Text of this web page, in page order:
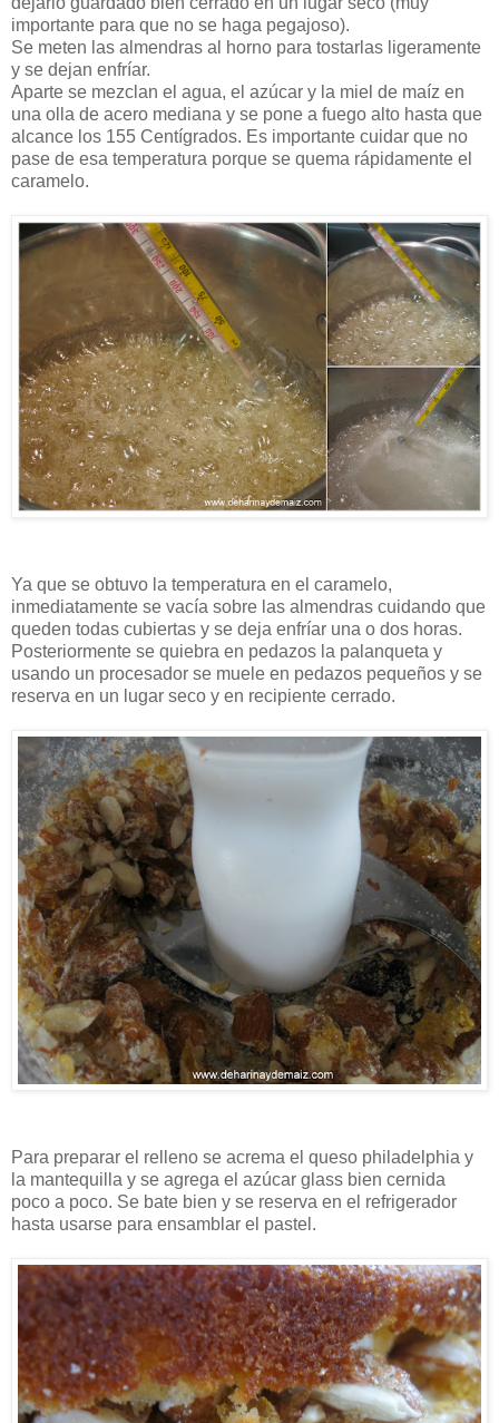
importante para que no se haga pegajoso).
Se meten las almendras al horno para tostarlas ligeramente
y se dejan enfríar.
Aparte se mezclan el agua, el azúcar y la miel de maíz en
una olla de acero mediana y se pone a fuego alto hasta que
alcance los 155 Centígrados. Es importante cuidar que no
pase de esa temperatura porque se quema rápidamente el
caramelo.
Ya que se obtuvo la temperatura en el caramelo,
inmediatamente se vacía sobre las almendras cuidando que
queden todas cubiertas y se deja enfríar una o dos horas.
Posteriormente se quiebra en pedazos la palanqueta y
usando un procesador se muele en pedazos pequeños y se
reserva en un lugar seco y en recipiente cerrado.
Para preparar el relleno se acrema el queso philadelphia y
la mantequilla y se agrega el azúcar glass bien cernida
poco a poco. Se bate bien y se reserva en el refrigerador
hasta usarse para ensamblar el pastel.